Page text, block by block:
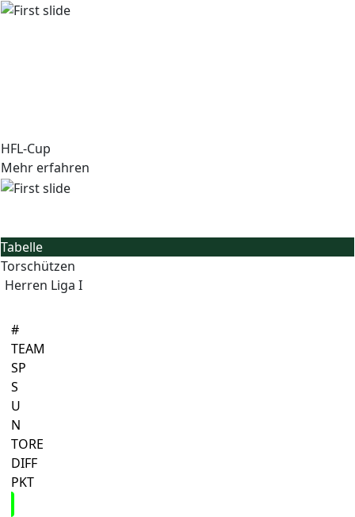
HFL-Cup
Mehr erfahren
Tabelle
Torschützen
Herren Liga I
#
TEAM
SP
S
U
N
TORE
DIFF
PKT